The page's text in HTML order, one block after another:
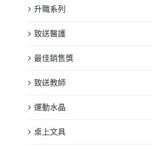
升職系列
致送醫護
最佳銷售獎
致送教師
運動水晶
桌上文具